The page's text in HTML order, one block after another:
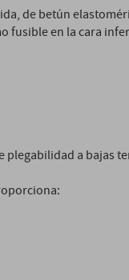
de betún
fusible en la cara
plegabilidad a bajas